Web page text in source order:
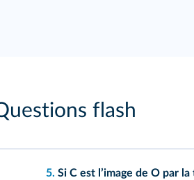
flash
5. Si C est lʼimage de O par